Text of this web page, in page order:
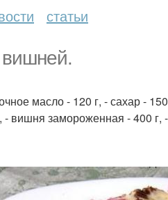
статьи
вишней.
масло - 120 г, - сахар -
- вишня замороженная - 400 г,